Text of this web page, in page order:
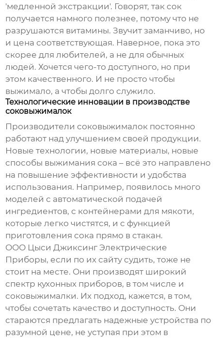
'медленной экстракции'. Говорят, так сок
получается намного полезнее, потому что не
разрушаются витамины. Звучит заманчиво, но
и цена соответствующая. Наверное, пока это
скорее для любителей, а не для обычных
людей. Хочется чего-то доступного, но при
этом качественного. И не просто чтобы
выжимало, а чтобы долго служило.
Технологические инновации в производстве
соковыжималок
Производители соковыжималок постоянно
работают над улучшением своей продукции.
Новые технологии, новые материалы, новые
способы выжимания сока – всё это направлено
на повышение эффективности и удобства
использования. Например, появилось много
моделей с автоматической подачей
ингредиентов, с контейнерами для мякоти,
которые легко чистятся, и с функцией
приготовления сока прямо в стакан.
ООО Цыси Джиксинг Электрические
Приборы, если по их сайту судить, тоже не
стоит на месте. Они производят широкий
спектр кухонных приборов, в том числе и
соковыжималки. Их подход, кажется, в том,
чтобы сочетать качество и доступность. Они
стараются предлагать надежные устройства по
разумной цене, не уступая при этом в